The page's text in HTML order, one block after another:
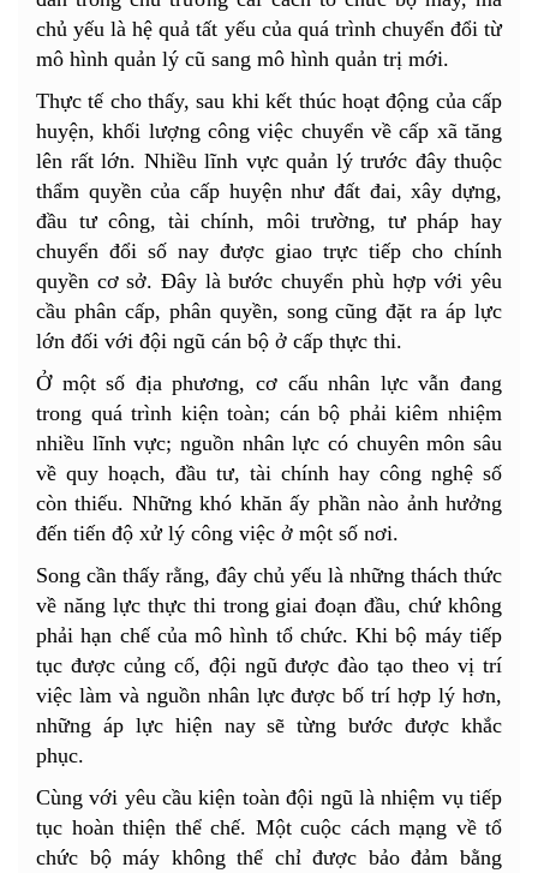
chủ yếu là hệ quả tất yếu của quá trình chuyển đổi từ
mô hình quản lý cũ sang mô hình quản trị mới.
Thực tế cho thấy, sau khi kết thúc hoạt động của cấp
huyện, khối lượng công việc chuyển về cấp xã tăng
lên rất lớn. Nhiều lĩnh vực quản lý trước đây thuộc
thẩm quyền của cấp huyện như đất đai, xây dựng,
đầu tư công, tài chính, môi trường, tư pháp hay
chuyển đổi số nay được giao trực tiếp cho chính
quyền cơ sở. Đây là bước chuyển phù hợp với yêu
cầu phân cấp, phân quyền, song cũng đặt ra áp lực
lớn đối với đội ngũ cán bộ ở cấp thực thi.
Ở một số địa phương, cơ cấu nhân lực vẫn đang
trong quá trình kiện toàn; cán bộ phải kiêm nhiệm
nhiều lĩnh vực; nguồn nhân lực có chuyên môn sâu
về quy hoạch, đầu tư, tài chính hay công nghệ số
còn thiếu. Những khó khăn ấy phần nào ảnh hưởng
đến tiến độ xử lý công việc ở một số nơi.
Song cần thấy rằng, đây chủ yếu là những thách thức
về năng lực thực thi trong giai đoạn đầu, chứ không
phải hạn chế của mô hình tổ chức. Khi bộ máy tiếp
tục được củng cố, đội ngũ được đào tạo theo vị trí
việc làm và nguồn nhân lực được bố trí hợp lý hơn,
những áp lực hiện nay sẽ từng bước được khắc
phục.
Cùng với yêu cầu kiện toàn đội ngũ là nhiệm vụ tiếp
tục hoàn thiện thể chế. Một cuộc cách mạng về tổ
chức bộ máy không thể chỉ được bảo đảm bằng